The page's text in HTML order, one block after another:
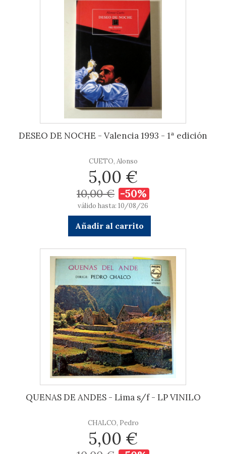
DESEO DE NOCHE - Valencia 1993 - 1ª edición
CUETO, Alonso
5,00 €
10,00 € -50%
válido hasta: 10/08/26
Añadir al carrito
QUENAS DE ANDES - Lima s/f - LP VINILO
CHALCO, Pedro
5,00 €